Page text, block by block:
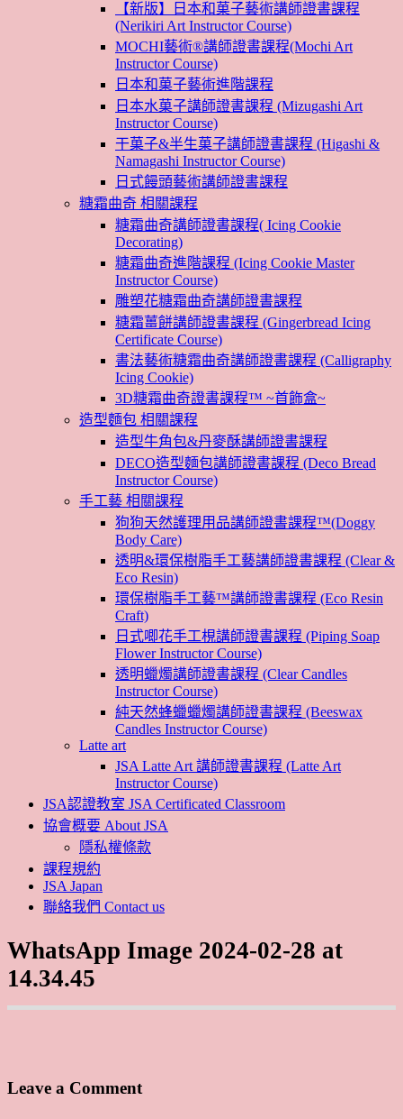
【新版】日本和菓子藝術講師證書課程
(Nerikiri Art Instructor Course)
MOCHI藝術®講師證書課程(Mochi Art
Instructor Course)
日本和菓子藝術進階課程
日本水菓子講師證書課程 (Mizugashi Art
Instructor Course)
干菓子&半生菓子講師證書課程 (Higashi &
Namagashi Instructor Course)
日式饅頭藝術講師證書課程
糖霜曲奇 相關課程
糖霜曲奇講師證書課程( Icing Cookie
Decorating)
糖霜曲奇進階課程 (Icing Cookie Master
Instructor Course)
雕塑花糖霜曲奇講師證書課程
糖霜薑餅講師證書課程 (Gingerbread Icing
Certificate Course)
書法藝術糖霜曲奇講師證書課程 (Calligraphy
Icing Cookie)
3D糖霜曲奇證書課程™ ~首飾盒~
造型麵包 相關課程
造型牛角包&丹麥酥講師證書課程
DECO造型麵包講師證書課程 (Deco Bread
Instructor Course)
手工藝 相關課程
狗狗天然護理用品講師證書課程™(Doggy
Body Care)
透明&環保樹脂手工藝講師證書課程 (Clear &
Eco Resin)
環保樹脂手工藝™講師證書課程 (Eco Resin
Craft)
日式唧花手工梘講師證書課程 (Piping Soap
Flower Instructor Course)
透明蠟燭講師證書課程 (Clear Candles
Instructor Course)
純天然蜂蠟蠟燭講師證書課程 (Beeswax
Candles Instructor Course)
Latte art
JSA Latte Art 講師證書課程 (Latte Art
Instructor Course)
JSA認證教室 JSA Certificated Classroom
協會概要 About JSA
隱私權條款
課程規約
JSA Japan
聯絡我們 Contact us
WhatsApp Image 2024-02-28 at
14.34.45
Leave a Comment